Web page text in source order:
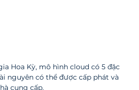
Hoa Kỳ, mô hình cloud có 5 đặc
nguyên có thể được cấp phát và
cung cấp.